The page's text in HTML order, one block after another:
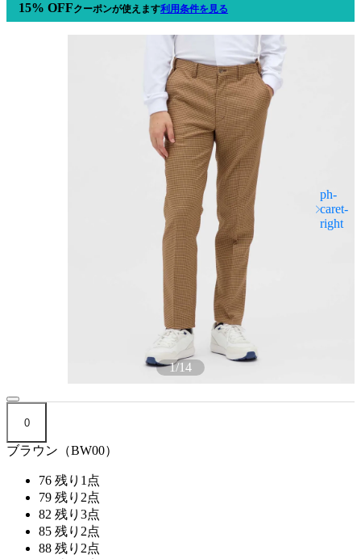
15% OFFクーポンが使えます利用条件を見る
1/14
0
ブラウン（BW00）
76 残り1点
79 残り2点
82 残り3点
85 残り2点
88 残り2点